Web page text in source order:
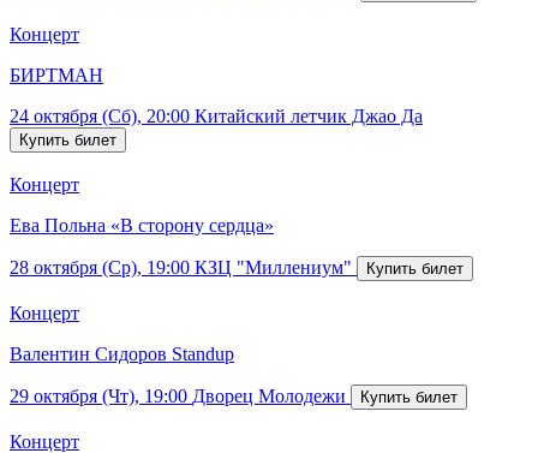
Концерт
БИРТМАН
24 октября (Сб), 20:00 Китайский летчик Джао Да
Концерт
Ева Польна «В сторону сердца»
28 октября (Ср), 19:00 КЗЦ "Миллениум"
Концерт
Валентин Сидоров Standup
29 октября (Чт), 19:00 Дворец Молодежи
Концерт